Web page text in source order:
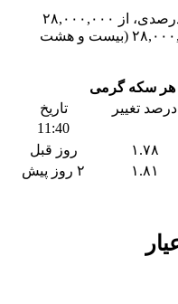
هر سکه گرمی امروز با بدون تغییر ۰ درصدی، از ۲۸,۰۰۰,۰۰۰
(بیست و هشت میلیون) تومان به ۲۸,۰۰۰,۰۰۰ (بیست و هشت
درصد تغییر
تاریخ
11:40
۱.۷۸
روز قبل
۱.۸۱ ۲ روز پیش